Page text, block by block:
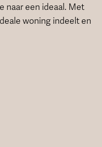
naar een ideaal. Met
woning indeelt en